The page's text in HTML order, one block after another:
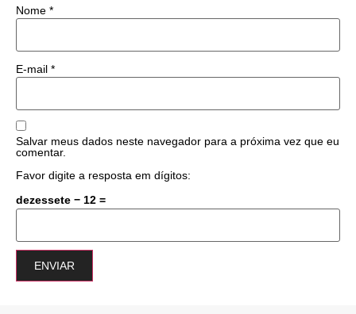
Nome *
E-mail *
Salvar meus dados neste navegador para a próxima vez que eu
comentar.
Favor digite a resposta em dígitos:
dezessete − 12 =